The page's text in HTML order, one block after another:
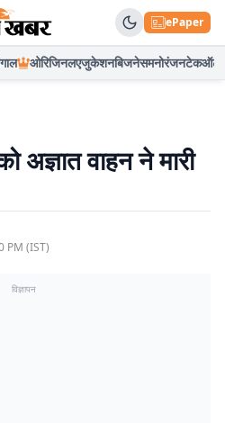
ePaper
ओरिजिनलएजुकेशनबिजनेसमनोरंजनटेकऑटो
अज्ञात वाहन ने मारी
PM (IST)
विज्ञापन